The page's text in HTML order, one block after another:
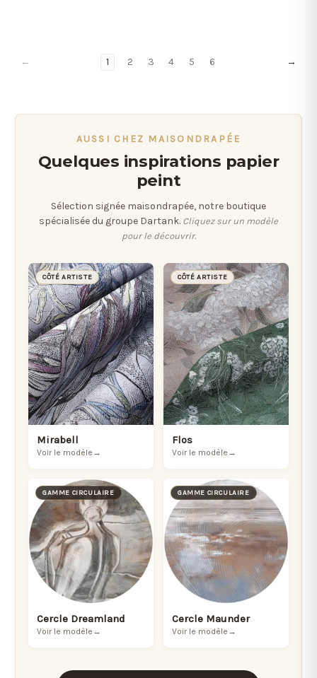
← 1 2 3 4 5 6 →
AUSSI CHEZ MAISONDRAPÉE
Quelques inspirations papier
peint
Sélection signée maisondrapée, notre boutique
spécialisée du groupe Dartank. Cliquez sur un modèle
pour le découvrir.
CÔTÉ ARTISTE
Mirabell
Voir le modèle →
CÔTÉ ARTISTE
Flos
Voir le modèle →
GAMME CIRCULAIRE
Cercle Dreamland
Voir le modèle →
GAMME CIRCULAIRE
Cercle Maunder
Voir le modèle →